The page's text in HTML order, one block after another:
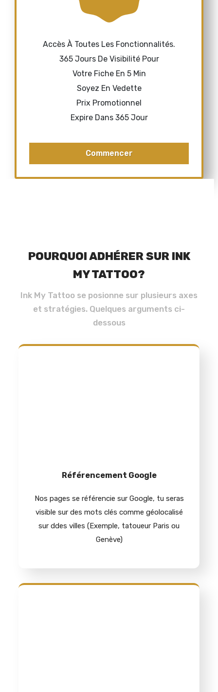
Accès À Toutes Les Fonctionnalités.
365 Jours De Visibilité Pour
Votre Fiche En 5 Min
Soyez En Vedette
Prix Promotionnel
Expire Dans 365 Jour
Commencer
POURQUOI ADHÉRER SUR INK
MY TATTOO?
Ink My Tattoo se posionne sur plusieurs axes
et stratégies. Quelques arguments ci-
dessous
Référencement Google
Nos pages se référencie sur Google, tu seras
visible sur des mots clés comme géolocalisé
sur ddes villes (Exemple, tatoueur Paris ou
Genève)